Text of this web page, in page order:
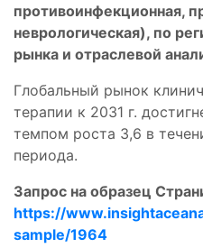
противоинфекционная,
неврологическая), по
рынка и отраслевой
Глобальный рынок
терапии к 2031 г.
темпом роста 3,6 в
периода.
Запрос на образец
https://
sample/1964